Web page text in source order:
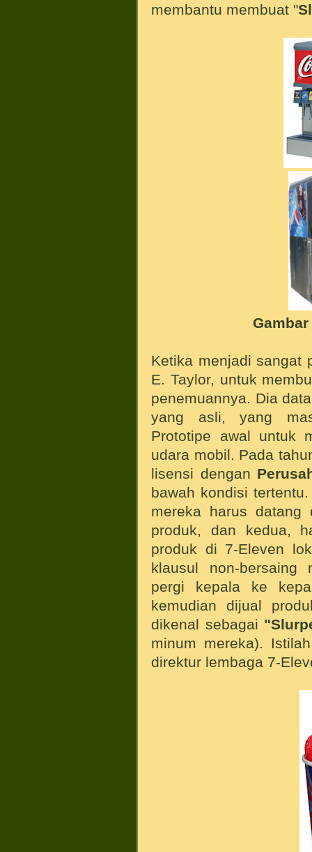
membantu membuat "
Ketika menjadi sangat
E. Taylor, untuk
penemuannya. Dia
yang asli, yang
Prototipe awal untuk
udara mobil. Pada
lisensi dengan
bawah kondisi
mereka harus datang
produk, dan kedua,
produk di 7-Eleven
klausul non-bersaing
pergi kepala ke
kemudian dijual
dikenal sebagai
minum mereka).
direktur lembaga 7-